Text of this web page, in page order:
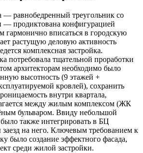
— равнобедренный треугольник со
— продиктована конфигурацией
гармонично вписаться в городскую
растущую деловую активность
комплексная застройка.
потребовала тщательной проработки
архитекторам необходимо было
высотность (9 этажей +
кровлей), сохранить
внутри квартала,
между жилым комплексом (ЖК
бульваром. Ввиду небольшой
также интегрировать в БЦ
на него. Ключевым требованием к
было создание эффектного фасада,
среди жилой застройки.